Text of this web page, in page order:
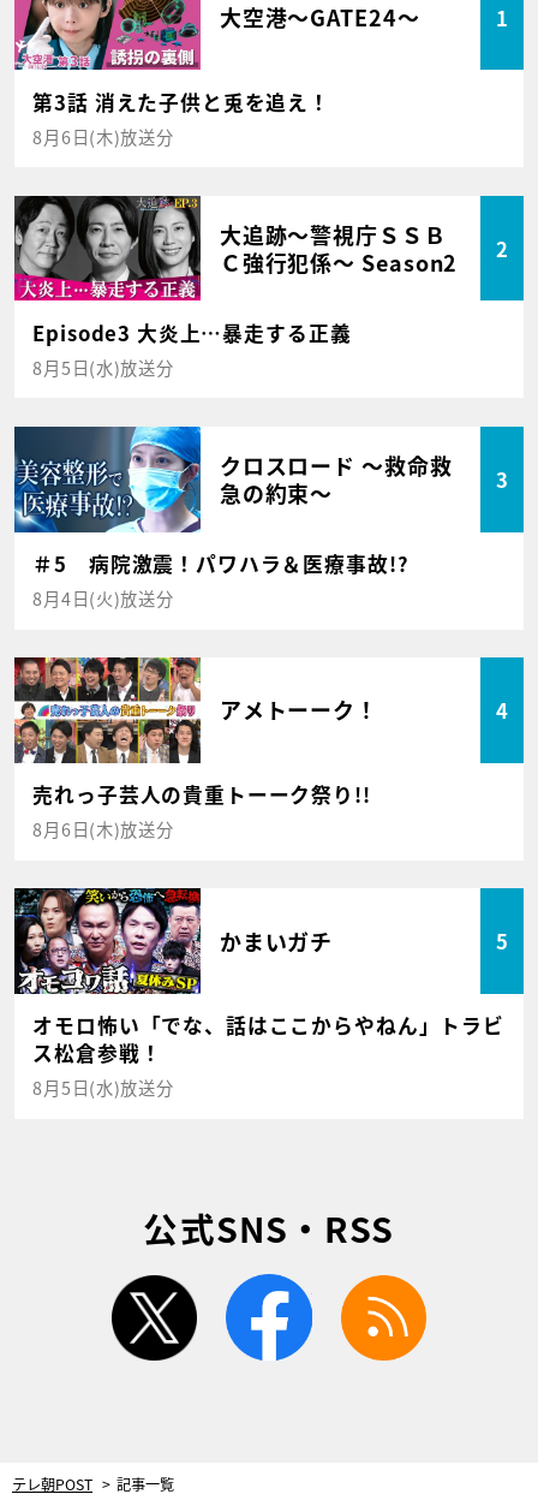
大空港～GATE24～ 1
第3話 消えた子供と兎を追え！
8月6日(木)放送分
大追跡～警視庁ＳＳＢ
Ｃ強行犯係～ Season2
2
Episode3 大炎上…暴走する正義
8月5日(水)放送分
クロスロード ～救命救
急の約束～
3
＃5 病院激震！パワハラ＆医療事故!?
8月4日(火)放送分
アメトーーク！ 4
売れっ子芸人の貴重トーーク祭り!!
8月6日(木)放送分
かまいガチ 5
オモロ怖い「でな、話はここからやねん」トラビ
ス松倉参戦！
8月5日(水)放送分
公式SNS・RSS
twitter facebook
テレ朝POST 記事一覧